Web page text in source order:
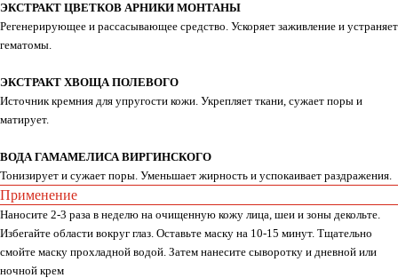
ЭКСТРАКТ ЦВЕТКОВ АРНИКИ МОНТАНЫ
Регенерирующее и рассасывающее средство. Ускоряет заживление и устраняет
гематомы.
ЭКСТРАКТ ХВОЩА ПОЛЕВОГО
Источник кремния для упругости кожи. Укрепляет ткани, сужает поры и
матирует.
ВОДА ГАМАМЕЛИСА ВИРГИНСКОГО
Тонизирует и сужает поры. Уменьшает жирность и успокаивает раздражения.
Применение
Наносите 2-3 раза в неделю на очищенную кожу лица, шеи и зоны декольте.
Избегайте области вокруг глаз. Оставьте маску на 10-15 минут. Тщательно
смойте маску прохладной водой. Затем нанесите сыворотку и дневной или
ночной крем
WhatsApp Telegram